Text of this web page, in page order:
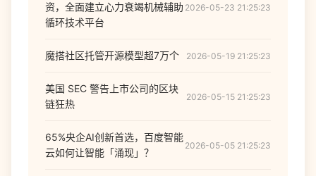
资，全面建立心力衰竭机械辅助
循环技术平台
2026-05-23 21:25:23
魔搭社区托管开源模型超7万个 2026-05-19 21:25:23
美国 SEC 警告上市公司的区块
链狂热
2026-05-15 21:25:23
65%央企AI创新首选，百度智能
云如何让智能「涌现」？
2026-05-05 21:25:23